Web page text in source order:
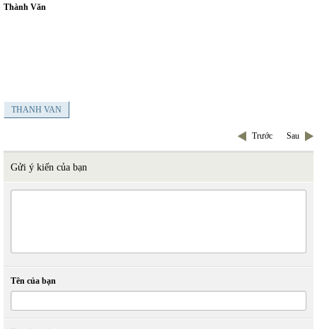
Thành Văn
THANH VAN
Trước Sau
Gửi ý kiến của bạn
Tên của bạn